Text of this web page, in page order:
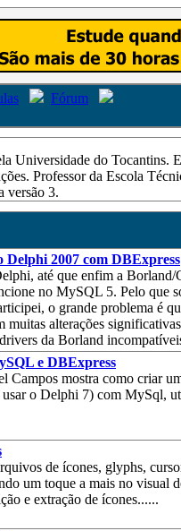
Fórum
Universidade do Tocantins.
Professor da Escola
versão 3.
2007 com DBExpress
até que enfim a Borland/
no MySQL 5. Pelo que
o grande problema é
alterações
da Borland
e DBExpress
Campos mostra como criar
o Delphi 7) com MySql,
de ícones, glyphs,
um toque a mais no visual
e extração de ícones......